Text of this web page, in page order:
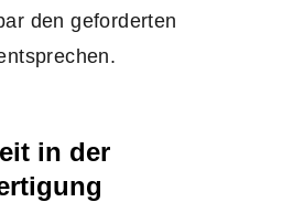
den geforderten
in der